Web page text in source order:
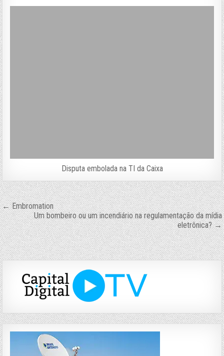
Disputa embolada na TI da Caixa
Navegação
de
Post
← Embromation
Um bombeiro ou um incendiário na regulamentação da mídia
eletrônica? →